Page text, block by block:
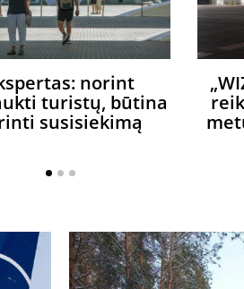
norint
turistų, būtina
susisiekimą